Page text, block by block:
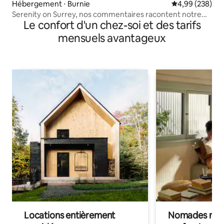
Hébergement ⋅ Burnie Évaluation
4,99 (238)
Serenity on Surrey, nos commentaires racontent notre
histoire
Le confort d'un chez-soi et des tarifs
mensuels avantageux
Locations entièrement
Nomades